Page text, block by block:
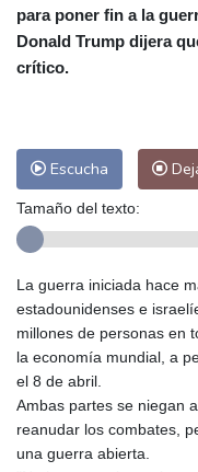
para poner fin a la
Donald Trump dijera
crítico.
Escucha
Tamaño del texto:
La guerra iniciada hace
estadounidenses e
millones de personas en
la economía mundial, a
el 8 de abril.
Ambas partes se niegan
reanudar los combates,
una guerra abierta.